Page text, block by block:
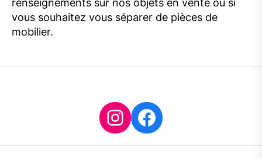
vous souhaitez vous séparer de pièces de
mobilier.
Instagram
Facebook